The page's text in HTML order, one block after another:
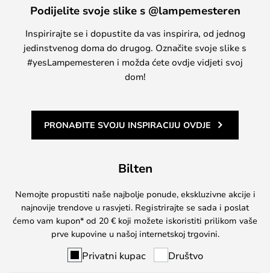
Podijelite svoje slike s @lampemesteren
Inspirirajte se i dopustite da vas inspirira, od jednog
jedinstvenog doma do drugog. Označite svoje slike s
#yesLampemesteren i možda ćete ovdje vidjeti svoj
dom!
PRONAĐITE SVOJU INSPIRACIJU OVDJE
Bilten
Nemojte propustiti naše najbolje ponude, ekskluzivne akcije i
najnovije trendove u rasvjeti. Registrirajte se sada i poslat
ćemo vam kupon* od 20 € koji možete iskoristiti prilikom vaše
prve kupovine u našoj internetskoj trgovini.
Privatni kupac Društvo